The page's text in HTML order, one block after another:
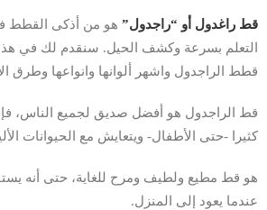
قط راغدول أو “راجدول” هو من أذكى القطط
التعلم بسرعة وكشف الحيل. سنقدم لك في
قطط الراجدول واشهر ألوانها وانواعها وطرق
قط الراجدول هو أفضل صديق لجميع الناس،
كثيرا -حتى الأطفال- ويتعايش مع الحيوانات
هو قط مطيع ولطيف ومرح للغاية، حتى أنه
عندما يعود إلى المنزل.